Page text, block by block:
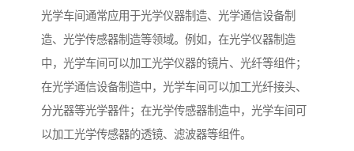
光学车间通常应用于光学仪器制造、光学通信设备制
造、光学传感器制造等领域。例如，在光学仪器制造
中，光学车间可以加工光学仪器的镜片、光纤等组件；
在光学通信设备制造中，光学车间可以加工光纤接头、
分光器等光学器件；在光学传感器制造中，光学车间可
以加工光学传感器的透镜、滤波器等组件。